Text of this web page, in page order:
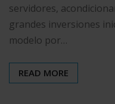
servidores,
grandes inversiones
modelo por…
READ MORE